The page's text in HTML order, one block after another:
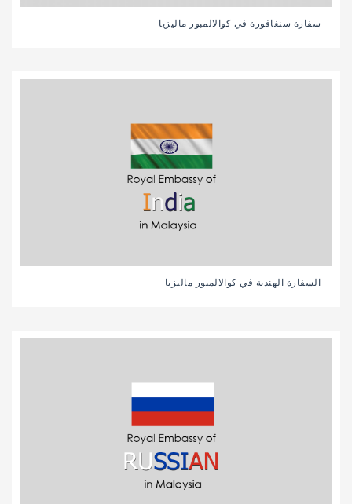
سفارة سنغافورة في كوالالمبور ماليزيا
السفارة الهندية في كوالالمبور ماليزيا